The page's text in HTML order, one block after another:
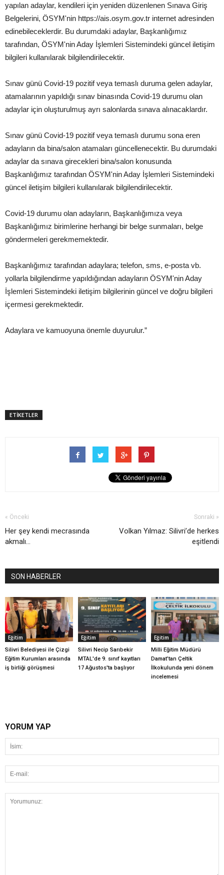
yapılan adaylar, kendileri için yeniden düzenlenen Sınava Giriş
Belgelerini, ÖSYM'nin https://ais.osym.gov.tr internet adresinden
edinebileceklerdir. Bu durumdaki adaylar, Başkanlığımız
tarafından, ÖSYM'nin Aday İşlemleri Sistemindeki güncel iletişim
bilgileri kullanılarak bilgilendirilecektir.
Sınav günü Covid-19 pozitif veya temaslı duruma gelen adaylar,
atamalarının yapıldığı sınav binasında Covid-19 durumu olan
adaylar için oluşturulmuş ayrı salonlarda sınava alınacaklardır.
Sınav günü Covid-19 pozitif veya temaslı durumu sona eren
adayların da bina/salon atamaları güncellenecektir. Bu durumdaki
adaylar da sınava girecekleri bina/salon konusunda
Başkanlığımız tarafından ÖSYM'nin Aday İşlemleri Sistemindeki
güncel iletişim bilgileri kullanılarak bilgilendirilecektir.
Covid-19 durumu olan adayların, Başkanlığımıza veya
Başkanlığımız birimlerine herhangi bir belge sunmaları, belge
göndermeleri gerekmemektedir.
Başkanlığımız tarafından adaylara; telefon, sms, e-posta vb.
yollarla bilgilendirme yapıldığından adayların ÖSYM'nin Aday
İşlemleri Sistemindeki iletişim bilgilerinin güncel ve doğru bilgileri
içermesi gerekmektedir.
Adaylara ve kamuoyuna önemle duyurulur.”
ETİKETLER
« Önceki
Her şey kendi mecrasında
akmalı...
Sonraki »
Volkan Yılmaz: Silivri’de herkes
eşitlendi
SON HABERLER
Eğitim
Silivri Belediyesi ile Çizgi
Eğitim Kurumları arasında
iş birliği görüşmesi
Eğitim
Silivri Necip Sarıbekir
MTAL'de 9. sınıf kayıtları
17 Ağustos'ta başlıyor
Eğitim
Milli Eğitim Müdürü
Damat’tan Çeltik
İlkokulunda yeni dönem
incelemesi
YORUM YAP